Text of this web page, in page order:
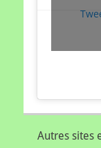
Autres sites